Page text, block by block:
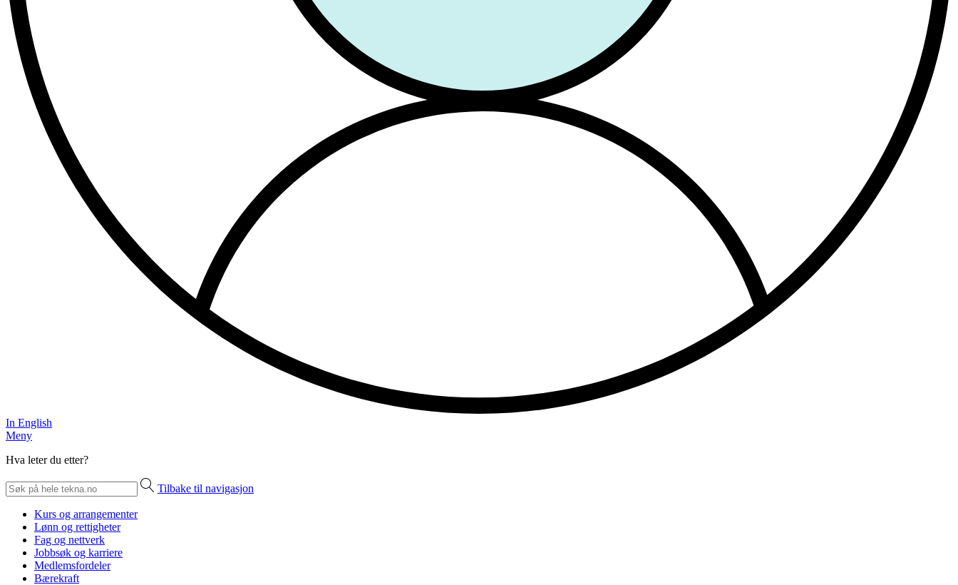
In English
Meny
Hva leter du etter?
Tilbake til navigasjon
Kurs og arrangementer
Lønn og rettigheter
Fag og nettverk
Jobbsøk og karriere
Medlemsfordeler
Bærekraft